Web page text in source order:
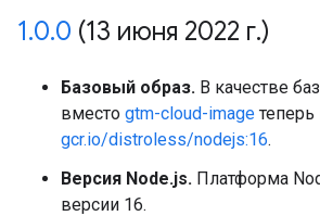
1.0.0 (13 июня 2022 г.)
Базовый образ. В качестве
вместо gtm-cloud-image теперь
gcr.io/distroless/nodejs:16.
Версия Node.js. Платформа
версии 16.